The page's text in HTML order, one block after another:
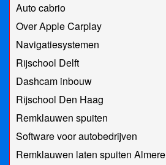
Auto cabrio
Over Apple Carplay
Navigatiesystemen
Rijschool Delft
Dashcam inbouw
Rijschool Den Haag
Remklauwen spuiten
Software voor autobedrijven
Remklauwen laten spuiten Almere